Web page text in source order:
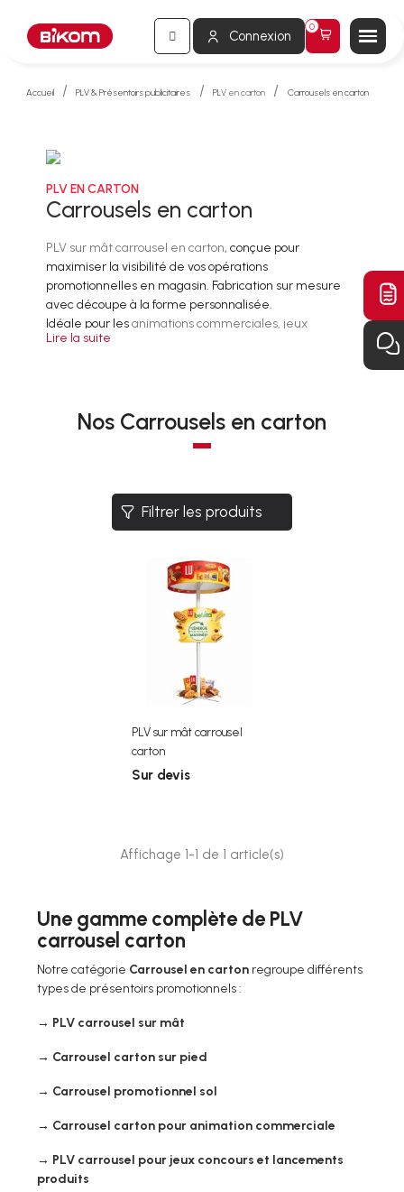
Connexion
Accueil PLV & Présentoirs publicitaires PLV en carton Carrousels en carton
PLV EN CARTON
Carrousels en carton
PLV sur mât carrousel en carton, conçue pour
maximiser la visibilité de vos opérations
promotionnelles en magasin. Fabrication sur mesure
avec découpe à la forme personnalisée.
Idéale pour lesanimations commerciales, jeux
concours et lancements produits
- Fabrication directe usine
Lire la suite
Nos Carrousels en carton
Filtrer les produits
PLV sur mât carrousel
carton
Sur devis
Affichage 1-1 de 1 article(s)
Une gamme complète de PLV
carrousel carton
Notre catégorie Carrousel en carton regroupe différents
types de présentoirs promotionnels :
→ PLV carrousel sur mât
→ Carrousel carton sur pied
→ Carrousel promotionnel sol
→ Carrousel carton pour animation commerciale
→ PLV carrousel pour jeux concours et lancements
produits